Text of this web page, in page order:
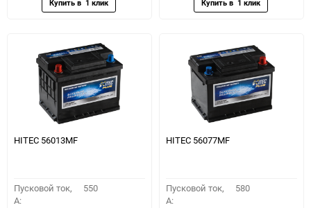
HITEC 56013MF
Пусковой ток,
A:
550
HITEC 56077MF
Пусковой ток,
A:
580